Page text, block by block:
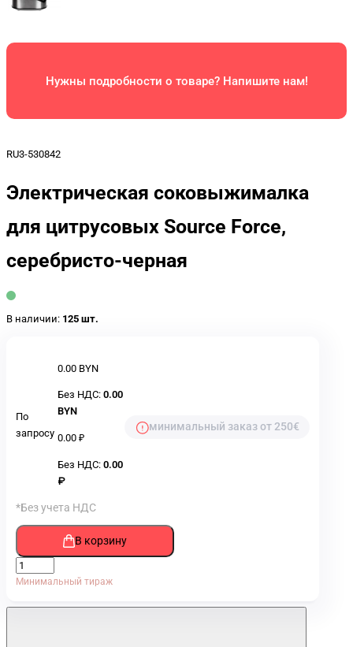
Нужны подробности о товаре? Напишите нам!
RU3-530842
Электрическая соковыжималка
для цитрусовых Source Force,
серебристо-черная
В наличии: 125 шт.
По
запросу
0.00 BYN
Без НДС: 0.00
BYN
0.00 ₽
Без НДС: 0.00
₽
минимальный заказ от 250€
*Без учета НДС
В корзину
Минимальный тираж